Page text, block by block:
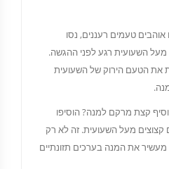
טעמים רעננים, נסו
מעל השעועית רגע לפני ההגשה.
את הטעם הירוק של השעועית
קצת מרקם למנה? הוסיפו
קצוצים מעל השעועית. זה לא רק
את המנה בערכים תזונתיים